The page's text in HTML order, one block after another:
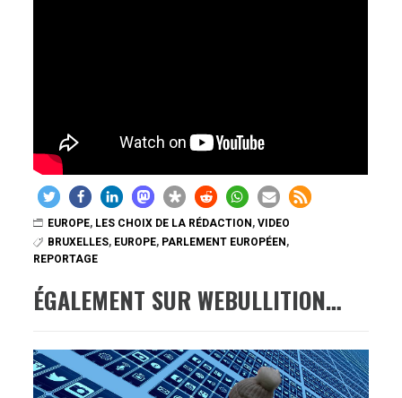
EUROPE, LES CHOIX DE LA RÉDACTION ,VIDEO
BRUXELLES, EUROPE, PARLEMENT EUROPÉEN,
REPORTAGE
ÉGALEMENT SUR WEBULLITION…